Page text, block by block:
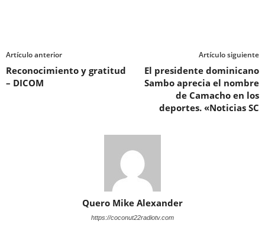
Artículo anterior
Reconocimiento y gratitud
– DICOM
Artículo siguiente
El presidente dominicano
Sambo aprecia el nombre
de Camacho en los
deportes. «Noticias SC
Quero Mike Alexander
https://coconut22radiotv.com